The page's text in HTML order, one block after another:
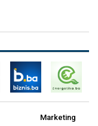
Marketing